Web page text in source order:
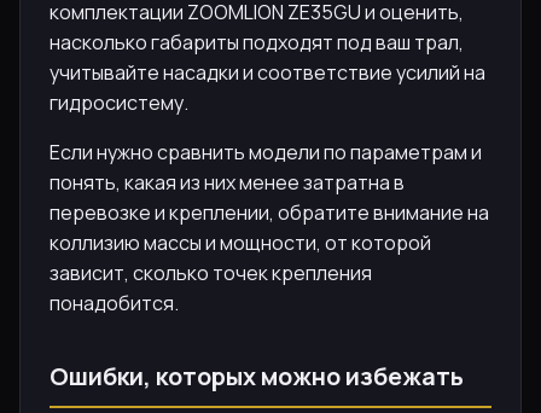
комплектации ZOOMLION ZE35GU и оценить,
насколько габариты подходят под ваш трал,
учитывайте насадки и соответствие усилий на
гидросистему.
Если нужно сравнить модели по параметрам и
понять, какая из них менее затратна в
перевозке и креплении, обратите внимание на
коллизию массы и мощности, от которой
зависит, сколько точек крепления
понадобится.
Ошибки, которых можно избежать